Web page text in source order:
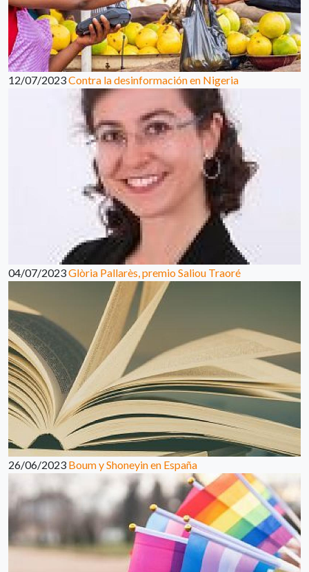
12/07/2023Contra la desinformación en Nigeria
04/07/2023Glòria Pallarès, premio Saliou Traoré
26/06/2023 Boum y Shoneyin en España